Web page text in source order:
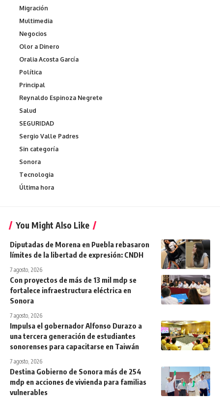
Migración
Multimedia
Negocios
Olor a Dinero
Oralia Acosta García
Política
Principal
Reynaldo Espinoza Negrete
Salud
SEGURIDAD
Sergio Valle Padres
Sin categoría
Sonora
Tecnologia
Última hora
You Might Also Like
Diputadas de Morena en Puebla rebasaron
límites de la libertad de expresión: CNDH
7 agosto, 2026
Con proyectos de más de 13 mil mdp se
fortalece infraestructura eléctrica en
Sonora
7 agosto, 2026
Impulsa el gobernador Alfonso Durazo a
una tercera generación de estudiantes
sonorenses para capacitarse en Taiwán
7 agosto, 2026
Destina Gobierno de Sonora más de 254
mdp en acciones de vivienda para familias
vulnerables